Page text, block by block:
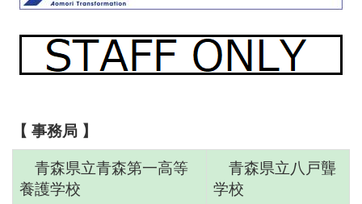
【 事務局 】
青森県立青森第一高等
養護学校
青森県立八戸聾
学校